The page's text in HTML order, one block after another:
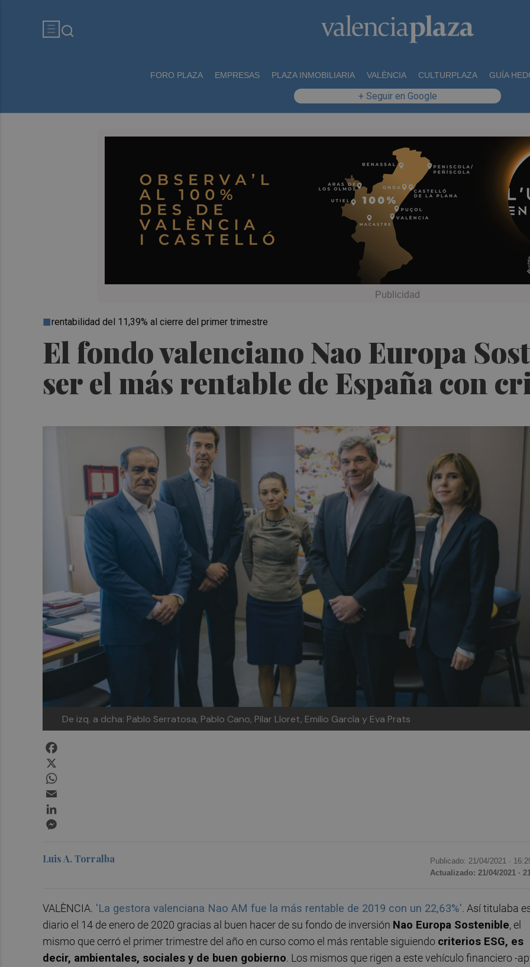
FORO PLAZA EMPRESAS PLAZA INMOBILIARIA VALÈNCIA CULTURPLAZA GUÍA
+ Seguir en Google
El fondo valenciano Nao Europa
ser el más rentable de España con
rentabilidad del 11,39% al cierre del primer trimestre
De izq. a dcha: Pablo Serratosa, Pablo Cano, Pilar Lloret, Emilio García y Eva Prats
Luis A. Torralba Publicado: 21/04/2021 ·
Actualizado: 21/04/2021 ·
VALÈNCIA. 'La gestora valenciana Nao AM fue la más rentable de 2019 con un 22,63%'. Así titulaba
diario el 14 de enero de 2020 gracias al buen hacer de su fondo de inversión Nao Europa Sostenible, el
mismo que cerró el primer trimestre del año en curso como el más rentable siguiendo criterios ESG, es
decir, ambientales, sociales y de buen gobierno. Los mismos que rigen a este vehículo financiero -